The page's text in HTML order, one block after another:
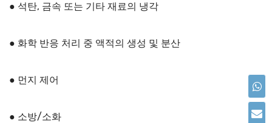
● 석탄, 금속 또는 기타 재료의 냉각
● 화학 반응 처리 중 액적의 생성 및 분산
● 먼지 제어
● 소방/소화